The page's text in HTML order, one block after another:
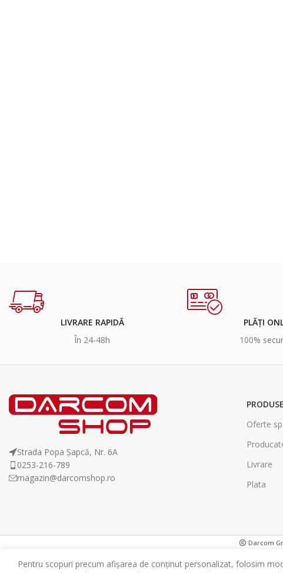
LIVRARE RAPIDĂ
În 24-48h
PLĂȚI
100%
Strada Popa Șapcă, Nr. 6A
0253-216-789
magazin@darcomshop.ro
PRODUSE
Oferte
Livrare
Plata
Darcom
Pentru scopuri precum afișarea de conținut personalizat, folosim